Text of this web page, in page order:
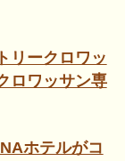
リークロワッ
ロワッサン専
ホテルがコ